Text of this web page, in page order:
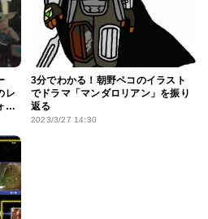
レ
ー
3分でわかる！朝野ペコのイラスト
でドラマ「マンダロリアン」を振り
返る
2023/3/27 14:30